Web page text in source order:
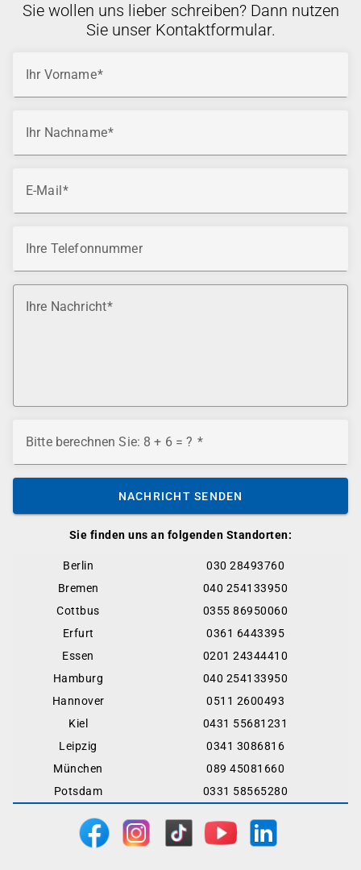
Sie finden uns an folgenden Standorten:
Berlin
030 28493760
Bremen
040 254133950
Cottbus
0355 86950060
Erfurt
0361 6443395
Essen
0201 24344410
Hamburg
040 254133950
Hannover
0511 2600493
Kiel
0431 55681231
Leipzig
0341 3086816
München
089 45081660
Potsdam
0331 58565280
Sie wollen uns lieber schreiben? Dann nutzen
Sie unser Kontaktformular.
Ihr Vorname
Ihr Nachname
E-Mail
Ihre Telefonnummer
Ihre Nachricht
Bitte berechnen Sie: 8 + 6 = ?
NACHRICHT SENDEN